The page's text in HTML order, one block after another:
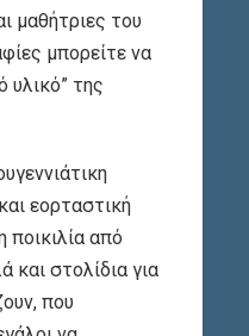
μαθήτριες του
μπορείτε να
υλικό” της
εορταστική
ποικιλία από
στολίδια για
που